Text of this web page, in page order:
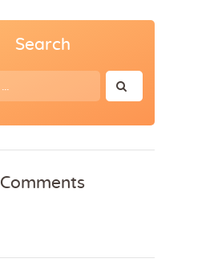
Search
Comments